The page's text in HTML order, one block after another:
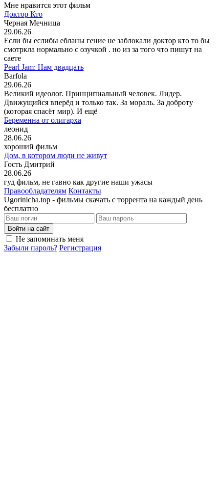
Мне нравится этот фильм
Доктор Кто
Черная Мечница
29.06.26
Если бы еслибы ебланы гение не заблокали доктор кто то бы
смотркла нормально с озучкой . но из за того что пишут на
саете
Pearl Jam: Нам двадцать
Barfola
29.06.26
Великий идеолог. Принципиальный человек. Лидер.
Движущийся вперёд и только так. За мораль. За доброту
(которая спасёт мир). И ещё
Беременна от олигарха
леонид
28.06.26
хороший фильм
Дом, в котором люди не живут
Гость Дмитрий
28.06.26
гуд фильм, не гавно как другие наши ужасы
Правообладателям Контакты
Ugorinicha.top - фильмы скачать с торрента на каждый день
бесплатно
Войти на сайт
Не запоминать меня
Забыли пароль? Регистрация